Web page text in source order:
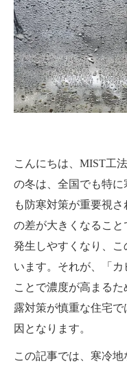
こんにちは、MIST工
の冬は、全国でも特
も防寒対策が重要視
の差が大きくなるこ
発生しやすくなり、
います。それが、「
ことで濃度が高まる
露対策が慎重な住宅
因となります。
この記事では、寒冷